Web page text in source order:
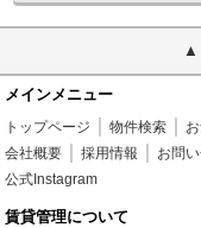
メインメニュー
トップページ 物件検索
会社概要
採用情報 お問
公式Instagram
賃貸管理について